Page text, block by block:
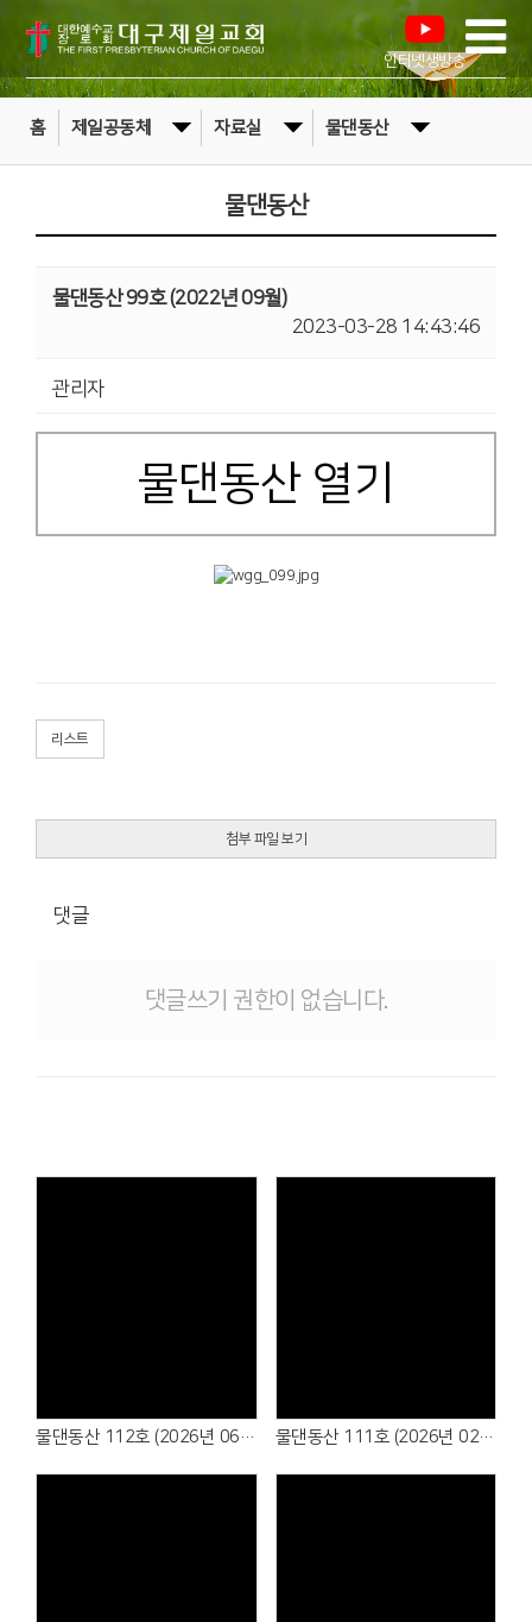
인터넷생방송
홈 제일공동체 자료실 물댄동산
물댄동산
물댄동산 99호 (2022년 09월)
2023-03-28 14:43:46
관리자
물댄동산 열기
리스트
첨부 파일 보기
댓글
댓글쓰기 권한이 없습니다.
물댄동산 112호 (2026년 06월) 물댄동산 111호 (2026년 02월)